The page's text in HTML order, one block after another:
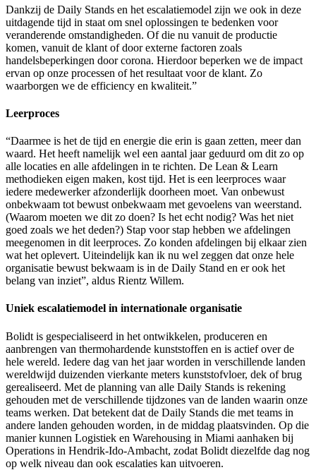
Dankzij de Daily Stands en het escalatiemodel zijn we ook in deze
uitdagende tijd in staat om snel oplossingen te bedenken voor
veranderende omstandigheden. Of die nu vanuit de productie
komen, vanuit de klant of door externe factoren zoals
handelsbeperkingen door corona. Hierdoor beperken we de impact
ervan op onze processen of het resultaat voor de klant. Zo
waarborgen we de efficiency en kwaliteit.”
Leerproces
“Daarmee is het de tijd en energie die erin is gaan zetten, meer dan
waard. Het heeft namelijk wel een aantal jaar geduurd om dit zo op
alle locaties en alle afdelingen in te richten. De Lean & Learn
methodieken eigen maken, kost tijd. Het is een leerproces waar
iedere medewerker afzonderlijk doorheen moet. Van onbewust
onbekwaam tot bewust onbekwaam met gevoelens van weerstand.
(Waarom moeten we dit zo doen? Is het echt nodig? Was het niet
goed zoals we het deden?) Stap voor stap hebben we afdelingen
meegenomen in dit leerproces. Zo konden afdelingen bij elkaar zien
wat het oplevert. Uiteindelijk kan ik nu wel zeggen dat onze hele
organisatie bewust bekwaam is in de Daily Stand en er ook het
belang van inziet”, aldus Rientz Willem.
Uniek escalatiemodel in internationale organisatie
Bolidt is gespecialiseerd in het ontwikkelen, produceren en
aanbrengen van thermohardende kunststoffen en is actief over de
hele wereld. Iedere dag van het jaar worden in verschillende landen
wereldwijd duizenden vierkante meters kunststofvloer, dek of brug
gerealiseerd. Met de planning van alle Daily Stands is rekening
gehouden met de verschillende tijdzones van de landen waarin onze
teams werken. Dat betekent dat de Daily Stands die met teams in
andere landen gehouden worden, in de middag plaatsvinden. Op die
manier kunnen Logistiek en Warehousing in Miami aanhaken bij
Operations in Hendrik-Ido-Ambacht, zodat Bolidt diezelfde dag nog
op welk niveau dan ook escalaties kan uitvoeren.